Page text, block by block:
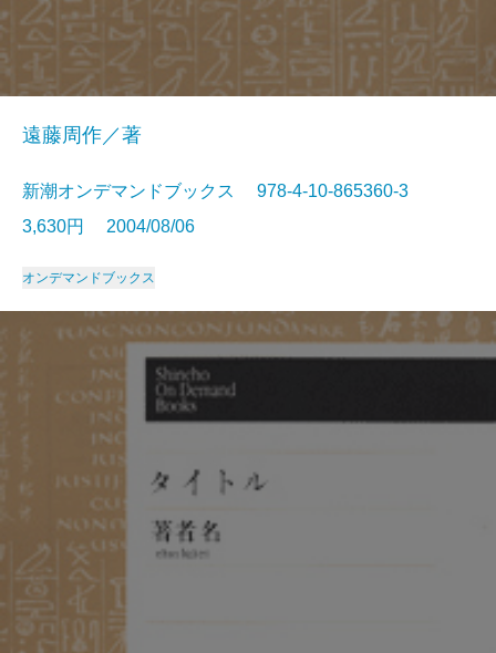
遠藤周作／著
新潮オンデマンドブックス 978-4-10-865360-3
3,630円 2004/08/06
オンデマンドブックス